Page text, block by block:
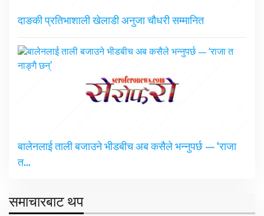
दाङकी प्रतिभाशाली खेलाडी अनुजा चौधरी सम्मानित
बालेनलाई ताली बजाउने भीडबीच अब कसैले भन्नुपर्छ — ‘राजा
त…
समाचारबाट थप